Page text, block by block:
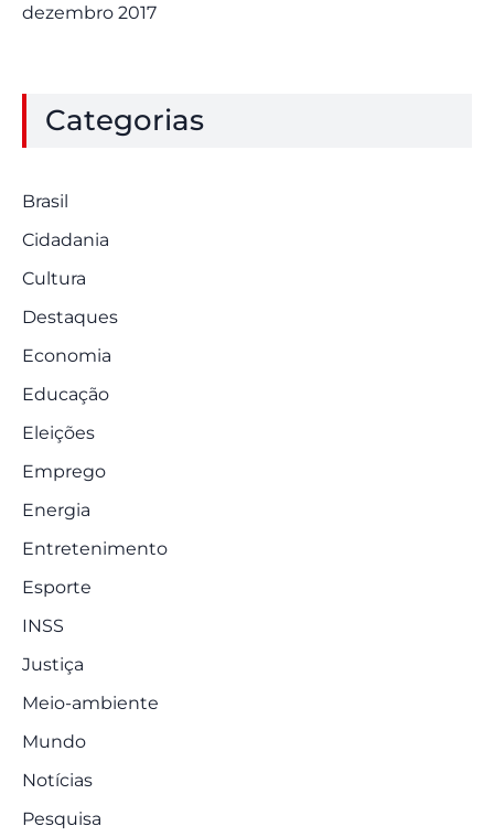
dezembro 2017
Categorias
Brasil
Cidadania
Cultura
Destaques
Economia
Educação
Eleições
Emprego
Energia
Entretenimento
Esporte
INSS
Justiça
Meio-ambiente
Mundo
Notícias
Pesquisa